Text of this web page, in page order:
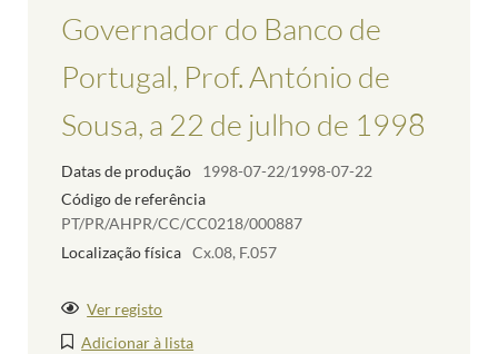
Governador do Banco de
Portugal, Prof. António de
Sousa, a 22 de julho de 1998
Datas de produção
1998-07-22/1998-07-22
Código de referência
PT/PR/AHPR/CC/CC0218/000887
Localização física Cx.08, F.057
Ver registo
Adicionar à lista